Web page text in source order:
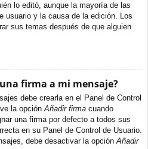
lo editó, aunque la mayoría de las
usuario y la causa de la edición. Los
sus temas después de que alguien
firma a mi mensaje?
debe crearla en el Panel de Control
la opción Añadir firma cuando
una firma por defecto a todos sus
en su Panel de Control de Usuario.
debe desactivar la opción Añadir